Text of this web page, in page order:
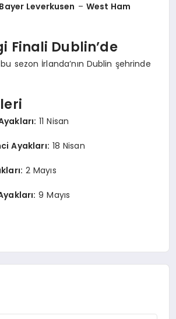
Bayer Leverkusen – West Ham
Finali Dublin’de
sezon İrlanda’nın Dublin şehrinde
11 Nisan
Ayakları: 18 Nisan
2 Mayıs
9 Mayıs